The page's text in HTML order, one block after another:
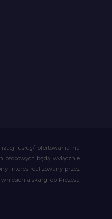
usług/ ofertowania na
osobowych będą wyłącznie
interes realizowany przez
skargi do Prezesa